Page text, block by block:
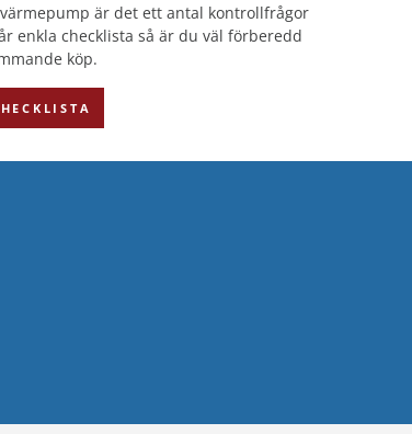
är det ett antal kontrollfrågor
enkla checklista så är du väl förberedd
köp.